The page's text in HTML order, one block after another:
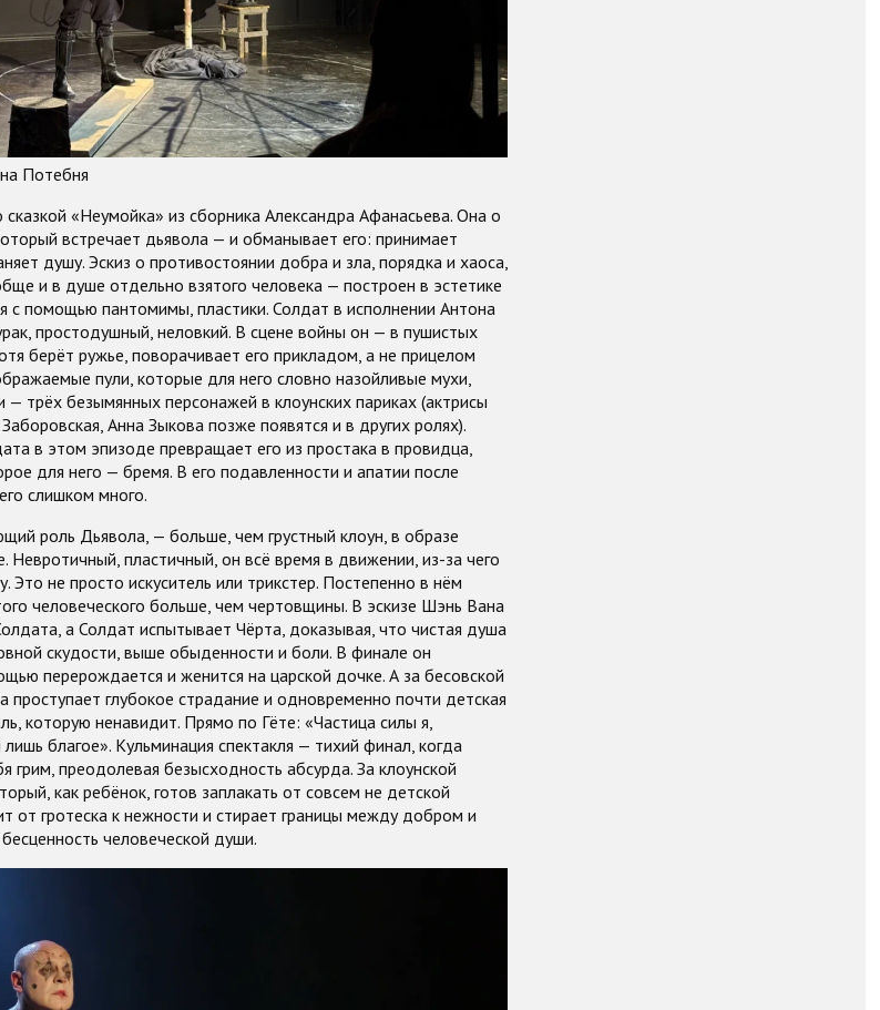
Потебня
«Неумойка» из сборника Александра Афанасьева. Она о
встречает дьявола — и обманывает его: принимает
душу. Эскиз о противостоянии добра и зла, порядка и хаоса,
и в душе отдельно взятого человека — построен в эстетике
с помощью пантомимы, пластики. Солдат в исполнении Антона
простодушный, неловкий. В сцене войны он — в пушистых
берёт ружье, поворачивает его прикладом, а не прицелом
пули, которые для него словно назойливые мухи,
— трёх безымянных персонажей в клоунских париках (актрисы
Анна Зыкова позже появятся и в других ролях).
в этом эпизоде превращает его из простака в провидца,
для него — бремя. В его подавленности и апатии после
слишком много.
роль Дьявола, — больше, чем грустный клоун, в образе
Невротичный, пластичный, он всё время в движении, из-за чего
Это не просто искуситель или трикстер. Постепенно в нём
человеческого больше, чем чертовщины. В эскизе Шэнь Вана
а Солдат испытывает Чёрта, доказывая, что чистая душа
скудости, выше обыденности и боли. В финале он
перерождается и женится на царской дочке. А за бесовской
глубокое страдание и одновременно почти детская
которую ненавидит. Прямо по Гёте: «Частица силы я,
благое». Кульминация спектакля — тихий финал, когда
преодолевая безысходность абсурда. За клоунской
как ребёнок, готов заплакать от совсем не детской
от гротеска к нежности и стирает границы между добром и
человеческой души.